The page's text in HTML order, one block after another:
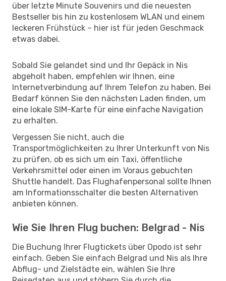
über letzte Minute Souvenirs und die neuesten
Bestseller bis hin zu kostenlosem WLAN und einem
leckeren Frühstück – hier ist für jeden Geschmack
etwas dabei.
Sobald Sie gelandet sind und Ihr Gepäck in Nis
abgeholt haben, empfehlen wir Ihnen, eine
Internetverbindung auf Ihrem Telefon zu haben. Bei
Bedarf können Sie den nächsten Laden finden, um
eine lokale SIM-Karte für eine einfache Navigation
zu erhalten.
Vergessen Sie nicht, auch die
Transportmöglichkeiten zu Ihrer Unterkunft von Nis
zu prüfen, ob es sich um ein Taxi, öffentliche
Verkehrsmittel oder einen im Voraus gebuchten
Shuttle handelt. Das Flughafenpersonal sollte Ihnen
am Informationsschalter die besten Alternativen
anbieten können.
Wie Sie Ihren Flug buchen: Belgrad - Nis
Die Buchung Ihrer Flugtickets über Opodo ist sehr
einfach. Geben Sie einfach Belgrad und Nis als Ihre
Abflug- und Zielstädte ein, wählen Sie Ihre